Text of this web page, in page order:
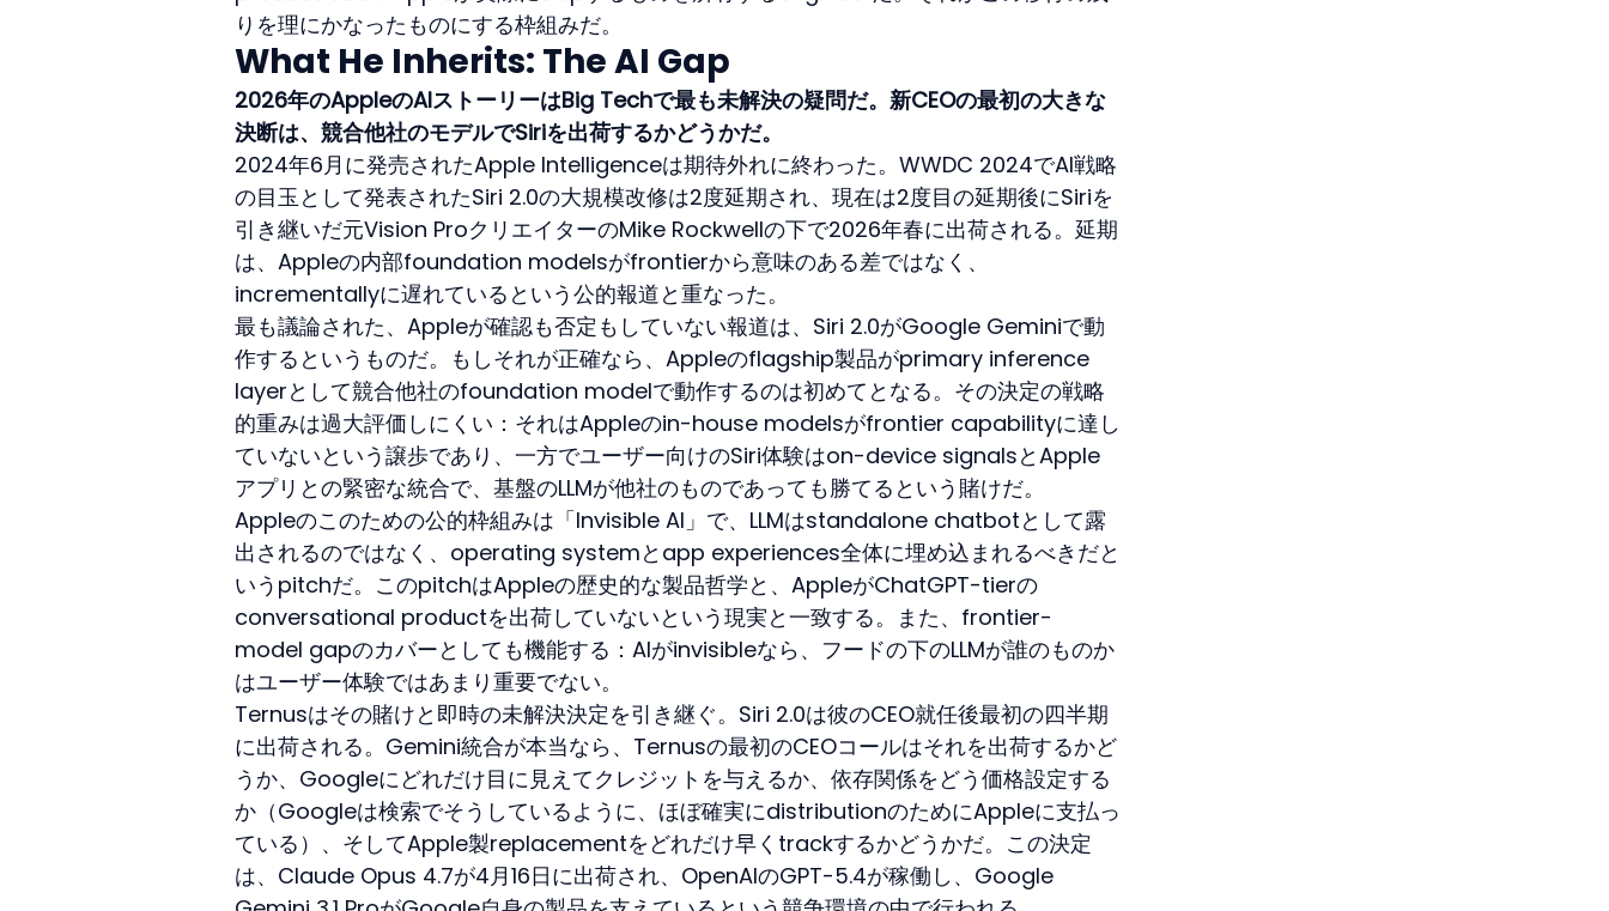
りを理にかなったものにする枠組みだ。
What He Inherits: The AI Gap
2026年のAppleのAIストーリーはBig Techで最も未解決の疑問だ。新CEOの最初の大きな
決断は、競合他社のモデルでSiriを出荷するかどうかだ。
2024年6月に発売されたApple Intelligenceは期待外れに終わった。WWDC 2024でAI戦略
の目玉として発表されたSiri 2.0の大規模改修は2度延期され、現在は2度目の延期後にSiriを
引き継いだ元Vision ProクリエイターのMike Rockwellの下で2026年春に出荷される。延期
は、Appleの内部foundation modelsがfrontierから意味のある差ではなく、
incrementallyに遅れているという公的報道と重なった。
最も議論された、Appleが確認も否定もしていない報道は、Siri 2.0がGoogle Geminiで動
作するというものだ。もしそれが正確なら、Appleのflagship製品がprimary inference
layerとして競合他社のfoundation modelで動作するのは初めてとなる。その決定の戦略
的重みは過大評価しにくい：それはAppleのin-house modelsがfrontier capabilityに達し
ていないという譲歩であり、一方でユーザー向けのSiri体験はon-device signalsとApple
アプリとの緊密な統合で、基盤のLLMが他社のものであっても勝てるという賭けだ。
Appleのこのための公的枠組みは「Invisible AI」で、LLMはstandalone chatbotとして露
出されるのではなく、operating systemとapp experiences全体に埋め込まれるべきだと
いうpitchだ。このpitchはAppleの歴史的な製品哲学と、AppleがChatGPT-tierの
conversational productを出荷していないという現実と一致する。また、frontier-
model gapのカバーとしても機能する：AIがinvisibleなら、フードの下のLLMが誰のものか
はユーザー体験ではあまり重要でない。
Ternusはその賭けと即時の未解決決定を引き継ぐ。Siri 2.0は彼のCEO就任後最初の四半期
に出荷される。Gemini統合が本当なら、Ternusの最初のCEOコールはそれを出荷するかど
うか、Googleにどれだけ目に見えてクレジットを与えるか、依存関係をどう価格設定する
か（Googleは検索でそうしているように、ほぼ確実にdistributionのためにAppleに支払っ
ている）、そしてApple製replacementをどれだけ早くtrackするかどうかだ。この決定
は、Claude Opus 4.7が4月16日に出荷され、OpenAIのGPT-5.4が稼働し、Google